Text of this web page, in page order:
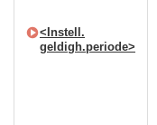
<Instell.
geldigh.periode>